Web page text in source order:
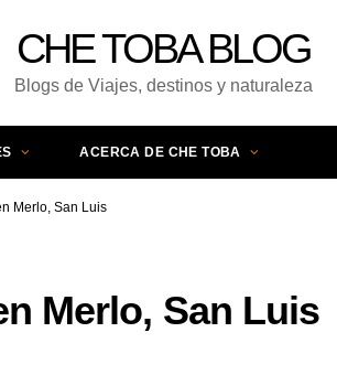
CHE TOBA BLOG
Blogs de Viajes, destinos y naturaleza
ACERCA DE CHE TOBA
Merlo, San Luis
Merlo, San Luis